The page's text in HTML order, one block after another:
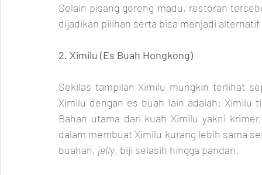
Selain pisang goreng madu, restoran
dijadikan pilihan serta bisa menjadi
2. Ximilu (Es Buah Hongkong)
Sekilas tampilan Ximilu mungkin terlihat
Ximilu dengan es buah lain adalah: Ximilu
Bahan utama dari kuah Ximilu yakni
dalam membuat Ximilu kurang lebih sama
buahan, jelly, biji selasih hingga pandan.